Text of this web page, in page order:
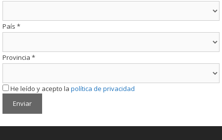
País *
Provincia *
He leído y acepto la política de privacidad